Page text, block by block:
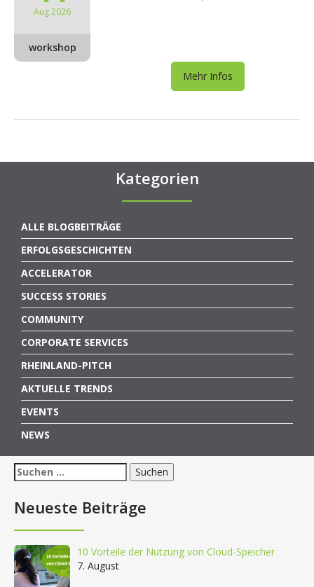
Aug 2026
workshop
Mehr Infos
Kategorien
ALLE BLOGBEITRÄGE
ERFOLGSGESCHICHTEN
ACCELERATOR
SUCCESS STORIES
COMMUNITY
CORPORATE SERVICES
RHEINLAND-PITCH
AKTUELLE TRENDS
EVENTS
NEWS
Suchen
nach:
Neueste Beiträge
10 Vorteile der Nutzung von Cloud-Speicher
7. August